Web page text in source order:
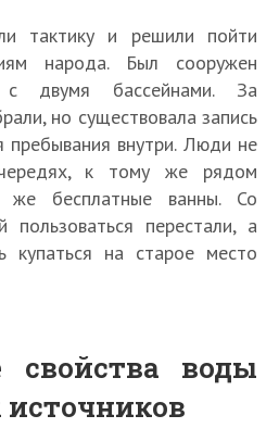
тактику и решили пойти
народа. Был сооружен
с двумя бассейнами. За
но существовала запись
пребывания внутри. Люди не
к тому же рядом
же бесплатные ванны. Со
пользоваться перестали, а
купаться на старое место
свойства воды